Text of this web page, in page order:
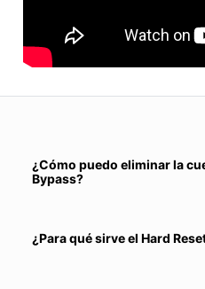
¿Cómo puedo eliminar la
Bypass?
¿Para qué sirve el Hard